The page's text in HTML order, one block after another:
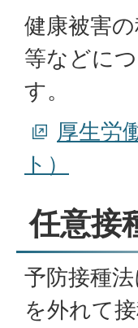
健康被害
等などに
す。
厚生労
ト）
任意接
予防接種
を外れて